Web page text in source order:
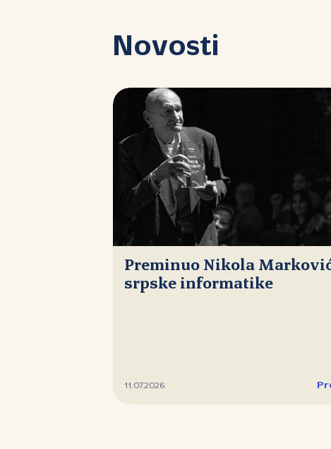
Novosti
Preminuo Nikola
srpske informatike
11.07.2026.